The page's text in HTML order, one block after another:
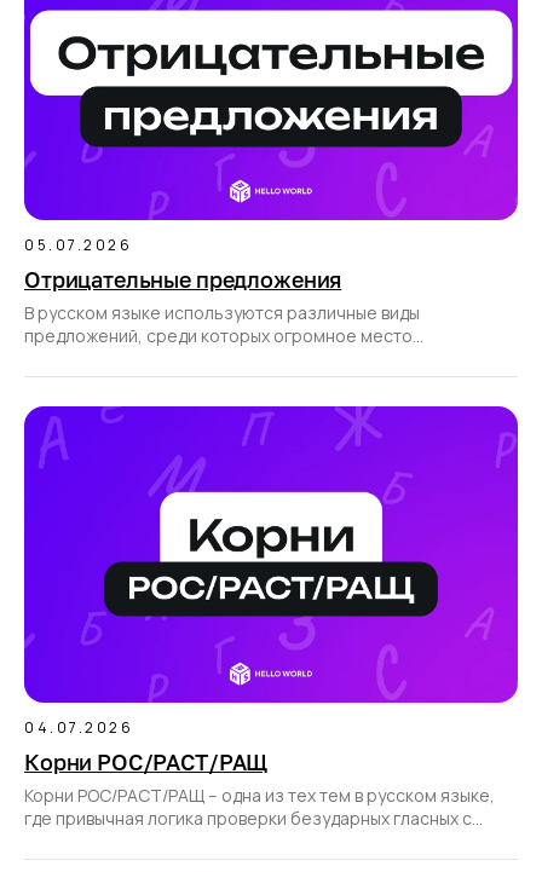
05.07.2026
Отрицательные предложения
В русском языке используются различные виды
предложений, среди которых огромное место
04.07.2026
Корни РОС/РАСТ/РАЩ
Корни РОС/РАСТ/РАЩ – одна из тех тем в русском языке,
где привычная логика проверки безударных гласных с